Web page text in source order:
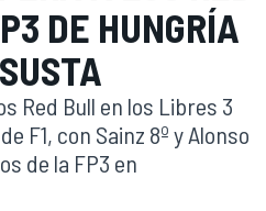
DE HUNGRÍA
Red Bull en los Libres 3
F1, con Sainz 8º y Alonso
de la FP3 en